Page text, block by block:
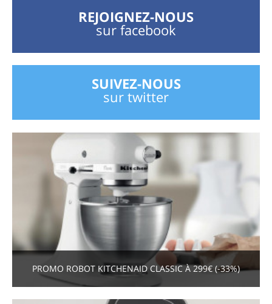
REJOIGNEZ-NOUS
sur facebook
SUIVEZ-NOUS
sur twitter
PROMO ROBOT KITCHENAID CLASSIC À 299€ (-33%)